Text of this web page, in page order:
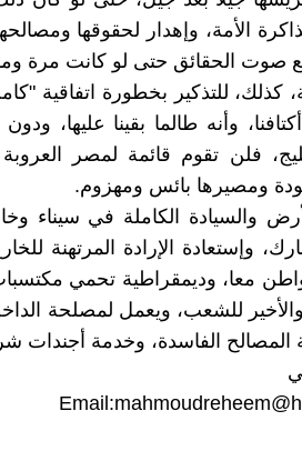
الأمة، وإهدار لحقوقها
صوت الحقائق حتى لو كانت مرة
كذلك، للتذكير بخطورة اتفاقية
وأنه طالما بقينا عليها،
فلن تقوم قائمة لمصر العروبة
ومصيرها بائس ومهزوم.
والسيادة الكاملة في سيناء
وإستعادة الإرادة المرتهنة
معا، وديمقراطية تحمي
والأخير للشعب، ويعمل لمصلحة
المصالح الفاسدة، وخدمة أجندات
Email: